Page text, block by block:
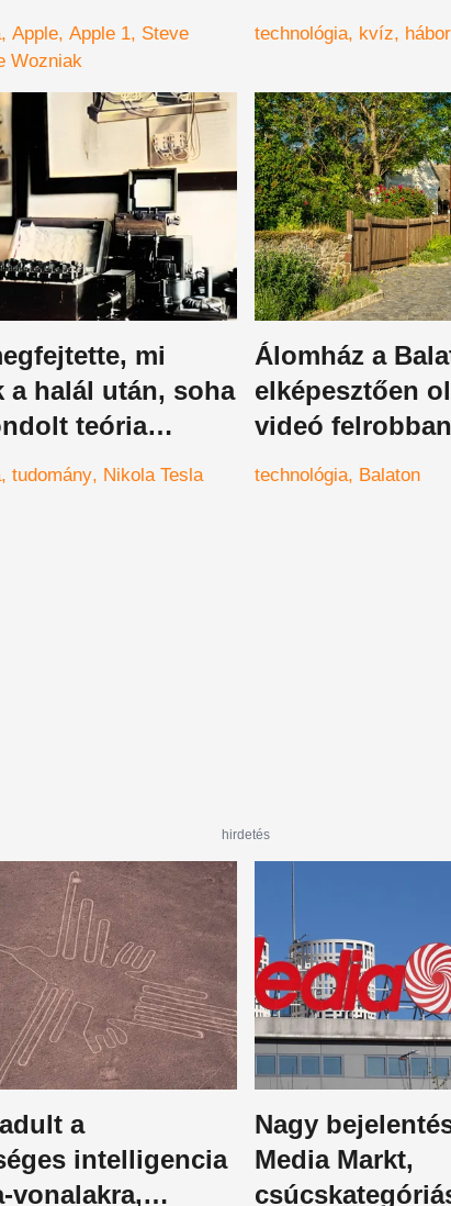
Apple Apple 1 Steve
Wozniak
fegyvereiről és
technológiájáról
technológia kvíz
mi
a halál után, soha
teória
tudomány Nikola Tesla
Álomház a
elképesztően
videó
internetet
technológia Balaton
hirdetés
a
intelligencia
vonalakra,
Nagy
Media Markt,